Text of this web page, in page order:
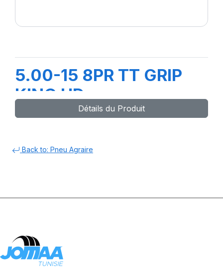
5.00-15 8PR TT GRIP
KING HD
Détails du Produit
Back to: Pneu Agraire